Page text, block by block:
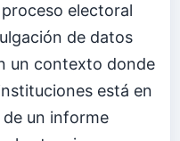
electoral
de datos
un contexto donde
está en
un informe